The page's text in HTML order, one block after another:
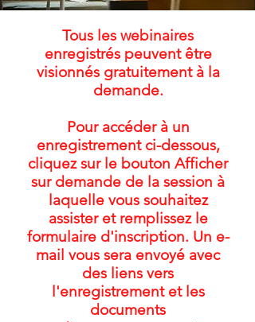
Tous les webinaires
enregistrés peuvent être
visionnés gratuitement à la
demande.
Pour accéder à un
enregistrement ci-dessous,
cliquez sur le bouton Afficher
sur demande de la session à
laquelle vous souhaitez
assister et remplissez le
formulaire d'inscription. Un e-
mail vous sera envoyé avec
des liens vers
l'enregistrement et les
documents